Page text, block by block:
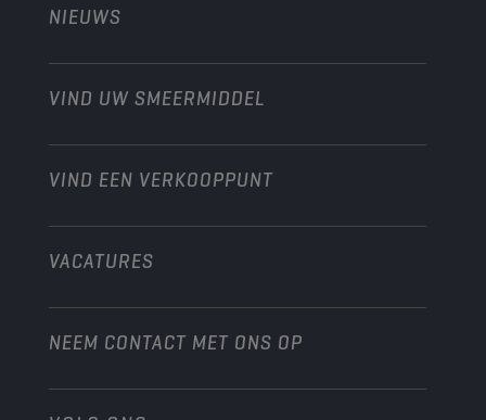
Moto’s & ATV
Industrie
Scheepvaart
Ontdek onze motorsportpartners
Personenwagens
Motorfiets
Heavy-Duty
NIEUWS
VIND UW SMEERMIDDEL
VIND EEN VERKOOPPUNT
VACATURES
NEEM CONTACT MET ONS OP